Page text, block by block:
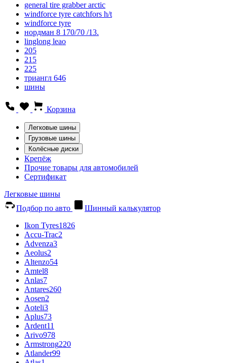
general tire grabber arctic
windforce tyre catchfors h/t
windforce tyre
нордман 8 170/70 /13.
linglong leao
205
215
225
триангл 646
шины
Корзина
Легковые шины
Грузовые шины
Колёсные диски
Крепёж
Прочие товары для автомобилей
Сертификат
Легковые шины
Подбор по авто
Шинный калькулятор
Ikon Tyres1826
Accu-Trac2
Advenza3
Aeolus2
Altenzo54
Amtel8
Anlas7
Antares260
Aosen2
Aoteli3
Aplus73
Ardent11
Arivo978
Armstrong220
Atlander99